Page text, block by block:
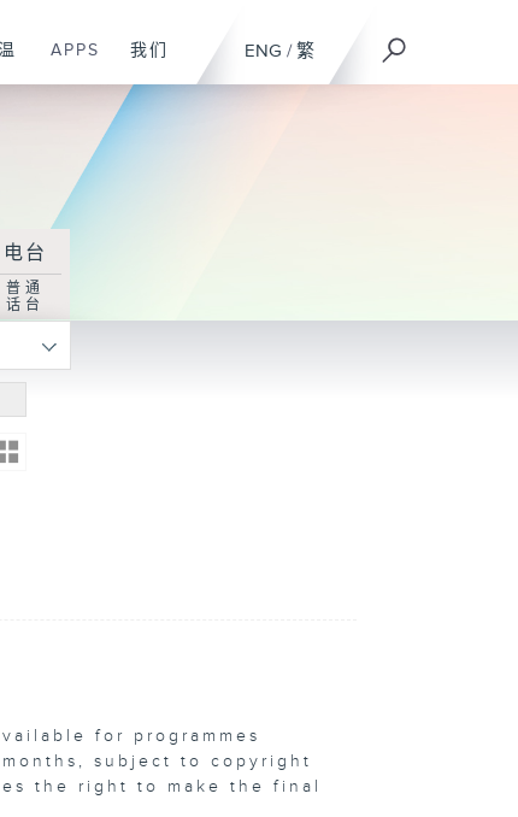
ENG / 繁
APPS 我们
电台
普通
话台
for programmes
subject to copyright
the right to make the final